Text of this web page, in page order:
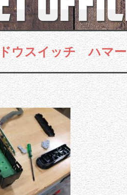
ウスイッチ ハマー